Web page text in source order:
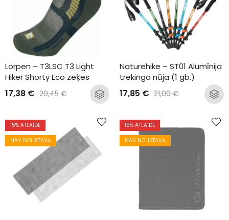
Lorpen – T3LSC T3 Light
Hiker Shorty Eco zeķes
17,38 € 20,45€
Naturehike – ST01 Alumīnija
trekinga nūja (1 gb.)
17,85 € 21,00€
15% ATLAIDE
NAV NOLIKTAVĀ
15% ATLAIDE
NAV NOLIKTAVĀ